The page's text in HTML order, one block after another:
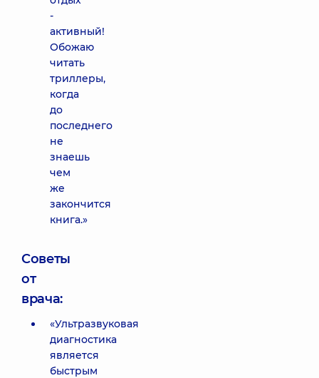
-
активный!
Обожаю
читать
триллеры,
когда
до
последнего
не
знаешь
чем
же
закончится
книга.»
Советы
от
врача:
«Ультразвуковая
диагностика
является
быстрым